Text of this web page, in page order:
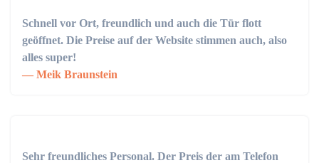
Schnell vor Ort, freundlich und auch die Tür flott
geöffnet. Die Preise auf der Website stimmen auch, also
alles super!
Meik Braunstein
Sehr freundliches Personal. Der Preis der am Telefon